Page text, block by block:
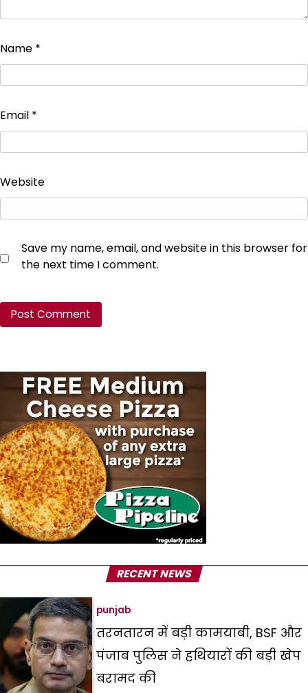
Name *
Email *
Website
Save my name, email, and website in this browser for
the next time I comment.
RECENT NEWS
punjab
तरनतारन में बड़ी कामयाबी, BSF और
पंजाब पुलिस ने हथियारों की बड़ी खेप
बरामद की